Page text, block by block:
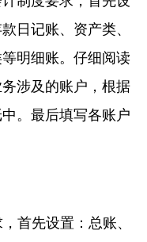
日记账、资产类、
明细账。仔细阅读
涉及的账户，根据
。最后填写各账户
首先设置：总账、